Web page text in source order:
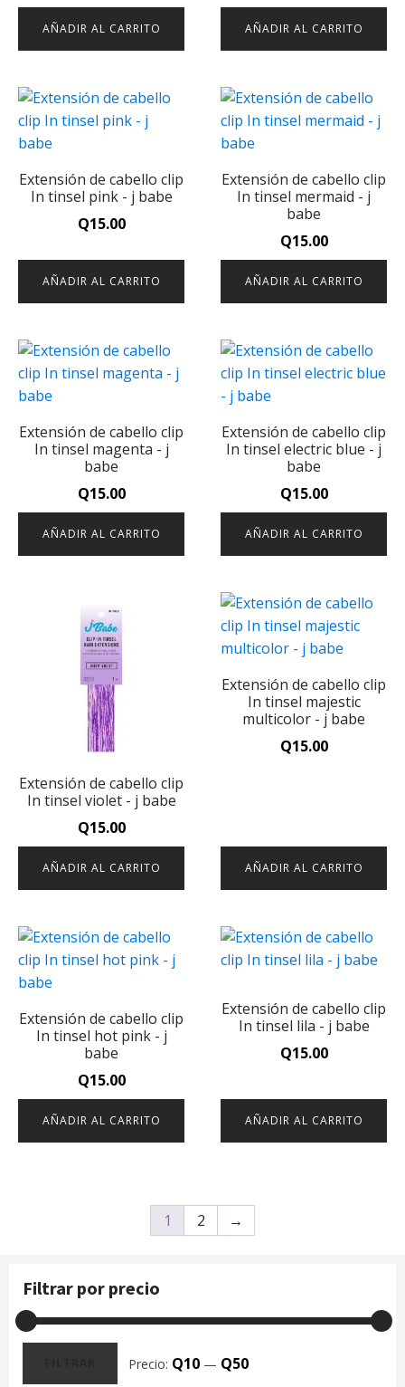
Filtrar por precio
Precio
Precio
Precio: Q10 — Q50
AÑADIR AL CARRITO AÑADIR AL CARRITO
Extensión de cabello clip
In tinsel pink - j babe
Q15.00
AÑADIR AL CARRITO
Extensión de cabello clip
In tinsel mermaid - j
babe
Q15.00
AÑADIR AL CARRITO
Extensión de cabello clip
In tinsel magenta - j
babe
Q15.00
AÑADIR AL CARRITO
Extensión de cabello clip
In tinsel electric blue - j
babe
Q15.00
AÑADIR AL CARRITO
Extensión de cabello clip
In tinsel violet - j babe
Q15.00
AÑADIR AL CARRITO
Extensión de cabello clip
In tinsel majestic
multicolor - j babe
Q15.00
AÑADIR AL CARRITO
Extensión de cabello clip
In tinsel hot pink - j
babe
Q15.00
AÑADIR AL CARRITO
Extensión de cabello clip
In tinsel lila - j babe
Q15.00
AÑADIR AL CARRITO
1 2 →